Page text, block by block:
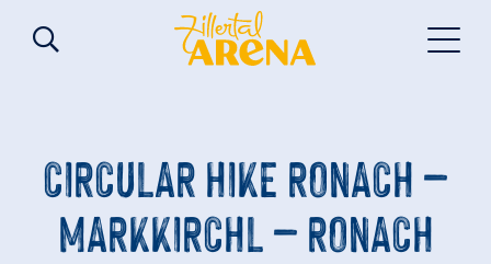
CIRCULAR HIKE RONACH –
MARKKIRCHL – RONACH